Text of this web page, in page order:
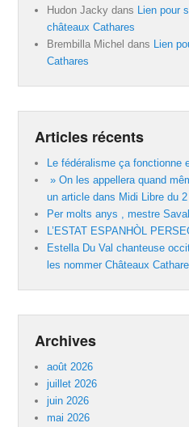
Hudon Jacky dans
Lien pour
châteaux Cathares
Brembilla Michel dans
Lien
Cathares
Articles récents
Le fédéralisme ça fonctionne
» On les appellera quand
un article dans Midi Libre du
Per molts anys , mestre
L’ESTAT ESPANHÒL
Estella Du Val chanteuse
les nommer Châteaux
Archives
août 2026
juillet 2026
juin 2026
mai 2026